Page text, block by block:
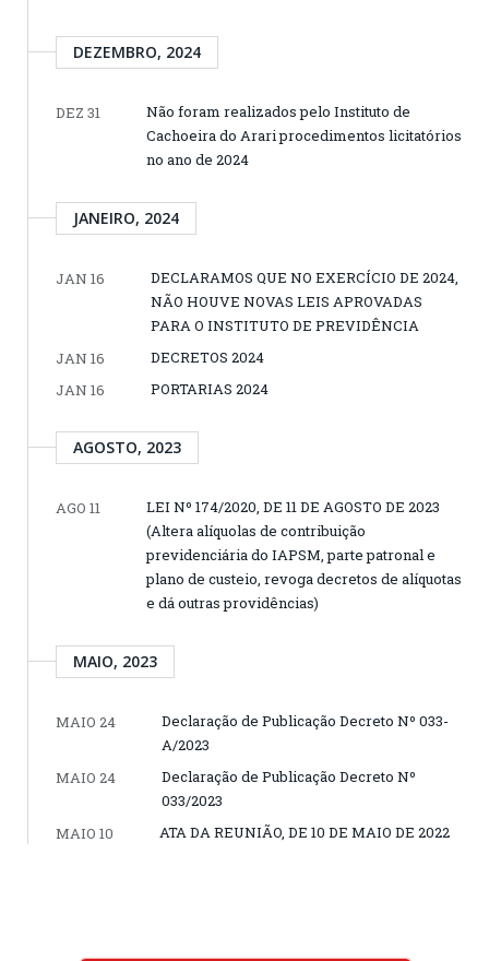
DEZEMBRO, 2024
DEZ 31
Não foram realizados pelo Instituto de
Cachoeira do Arari procedimentos licitatórios
no ano de 2024
JANEIRO, 2024
JAN 16
DECLARAMOS QUE NO EXERCÍCIO DE 2024,
NÃO HOUVE NOVAS LEIS APROVADAS
PARA O INSTITUTO DE PREVIDÊNCIA
JAN 16
DECRETOS 2024
JAN 16
PORTARIAS 2024
AGOSTO, 2023
AGO 11
LEI Nº 174/2020, DE 11 DE AGOSTO DE 2023
(Altera alíquolas de contribuição
previdenciária do IAPSM, parte patronal e
plano de custeio, revoga decretos de alíquotas
e dá outras providências)
MAIO, 2023
MAIO 24
Declaração de Publicação Decreto Nº 033-
A/2023
MAIO 24
Declaração de Publicação Decreto Nº
033/2023
MAIO 10
ATA DA REUNIÃO, DE 10 DE MAIO DE 2022